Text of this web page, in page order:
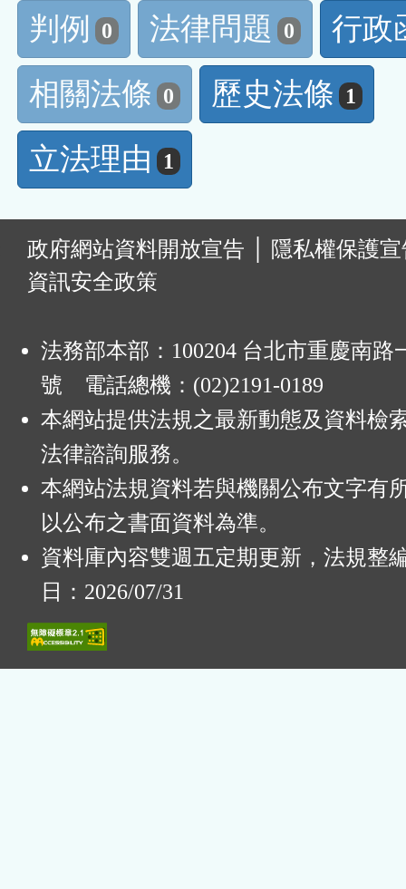
判例
0 法律問題 0
行政
相關法條 0 歷史法條 1
立法理由 1
政府網站資料開放宣告
隱私權保護
資訊安全政策
法務部本部：100204 台北市重慶南路
號 電話總機：(02)2191-0189
本網站提供法規之最新動態及資料檢
法律諮詢服務。
本網站法規資料若與機關公布文字有
以公布之書面資料為準。
資料庫內容雙週五定期更新，法規整
日：2026/07/31